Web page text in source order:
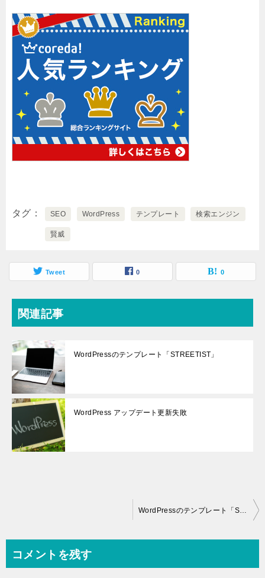
タグ SEO WordPress テンプレート 検索エンジン
賢威
Tweet 0 0
関連記事
WordPressのテンプレート「STREETIST」
WordPress アップデート更新失敗
ビ
コメントを残す